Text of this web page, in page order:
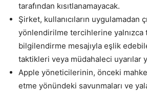
tarafından kısıtlanamayacak.
Şirket, kullanıcıların uygulamadan
yönlendirilme tercihlerine yalnızca
bilgilendirme mesajıyla eşlik
taktikleri veya müdahaleci uyarılar
Apple yöneticilerinin, önceki
etme yönündeki savunmaları ve